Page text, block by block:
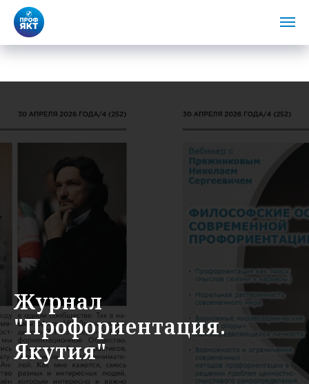
Журнал
"Профориентация.
Якутия"